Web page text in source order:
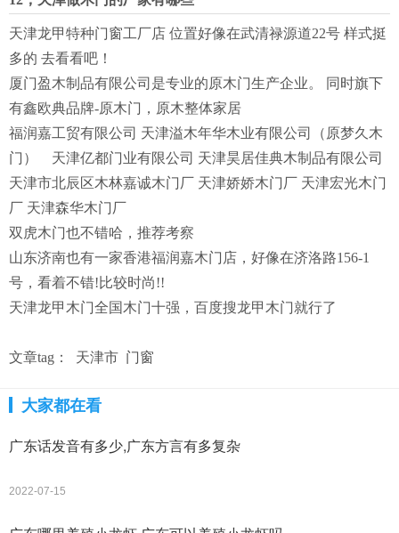
天津龙甲特种门窗工厂店 位置好像在武清禄源道22号 样式挺
多的 去看看吧！
厦门盈木制品有限公司是专业的原木门生产企业。 同时旗下
有鑫欧典品牌-原木门，原木整体家居
福润嘉工贸有限公司 天津溢木年华木业有限公司（原梦久木
门） 天津亿都门业有限公司 天津昊居佳典木制品有限公司
天津市北辰区木林嘉诚木门厂 天津娇娇木门厂 天津宏光木门
厂 天津森华木门厂
双虎木门也不错哈，推荐考察
山东济南也有一家香港福润嘉木门店，好像在济洛路156-1
号，看着不错!比较时尚!!
天津龙甲木门全国木门十强，百度搜龙甲木门就行了
文章tag： 天津市 门窗
大家都在看
广东话发音有多少,广东方言有多复杂
2022-07-15